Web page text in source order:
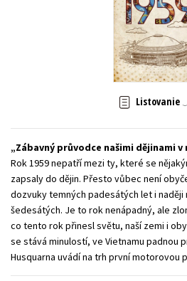
Kuchárske knihy New
Ostatné
Počítače
Populárno - náučná pre dospelých
Výchova a pedagogika
Young
Zdravie a
Všetky tituly
Listovanie
Zábavný průvodce našimi dějinami v
Rok 1959 nepatří mezi ty, které se
zapsaly do dějin. Přesto vůbec není
dozvuky temných padesátých let i naději
šedesátých. Je to rok nenápadný, ale
co tento rok přinesl světu, naší zemi i
se stává minulostí, ve Vietnamu padnou
Husquarna uvádí na trh první motorovou